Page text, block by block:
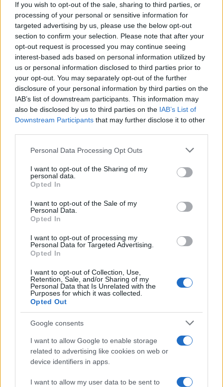
If you wish to opt-out of the sale, sharing to third parties, or
processing of your personal or sensitive information for
targeted advertising by us, please use the below opt-out
section to confirm your selection. Please note that after your
opt-out request is processed you may continue seeing
interest-based ads based on personal information utilized by
us or personal information disclosed to third parties prior to
your opt-out. You may separately opt-out of the further
disclosure of your personal information by third parties on the
IAB’s list of downstream participants. This information may
also be disclosed by us to third parties on the IAB’s List of
Downstream Participants that may further disclose it to other
Please note that this website/app uses one or more Google
not limited to your visit or usage behaviour. You may click to
grant or deny consent to Google and its third-party tags to
use your data for below specified purposes in below Google
consent section.
Personal Data Processing Opt Outs
I want to opt-out of the Sharing of my
personal data.
Opted In
I want to opt-out of the Sale of my
Personal Data.
Opted In
I want to opt-out of processing my
Personal Data for Targeted Advertising.
Opted In
I want to opt-out of Collection, Use,
Retention, Sale, and/or Sharing of my
Personal Data that Is Unrelated with the
Purposes for which it was collected.
Opted Out
Google consents
I want to allow Google to enable storage
related to advertising like cookies on web or
device identifiers in apps.
I want to allow my user data to be sent to
Νέα Mercedes-Benz GLB:
Hybrid και Electric, με
όφελος 2.000 ευρώ
Η Toyota φέρνει νέα γενιά
μπαταριών για τα υβριδικά
Σε κινεζική… πολιορκία η ευρωπαϊκή αυτοκινητοβιομηχανία
Κασελάκης: «Το όραμα του
Αμαρουσίου με κέρδισε –
Να δικαιώσω τη διοίκηση
και τον προπονητή»
εξάδα των ξένων με την
απόκτηση του Τζόρνταν
Ταχύτερα και αυστηρότερα: Το νέο ψηφιακό καθεστώς της
ΑΑΔΕ για τα ανασφάλιστα οχήματα